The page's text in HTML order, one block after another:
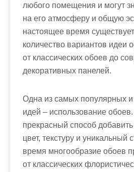
любого помещения и могут
на его атмосферу и общую
настоящее время
количество вариантов идеи
от классических обоев до
декоративных панелей.
Одна из самых популярных
идей – использование
прекрасный способ
цвет, текстуру и уникальный
время многообразие обоев
от классических